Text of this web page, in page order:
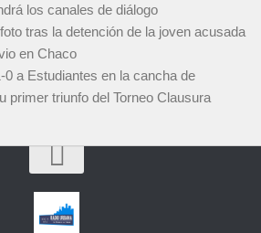
los canales de diálogo
tras la detención de la joven acusada
en Chaco
0 a Estudiantes en la cancha de
primer triunfo del Torneo Clausura